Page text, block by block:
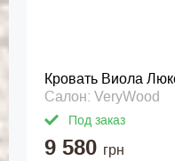
Кровать Виола
Салон: VeryWood
Под заказ
9 580 грн